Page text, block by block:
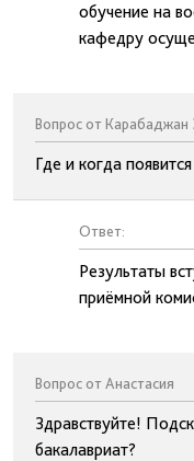
обучение на
кафедру
Вопрос от Карабаджан
Где и когда
Ответ:
Результаты
приёмной
Вопрос от Анастасия
Здравствуйте!
бакалавриат?